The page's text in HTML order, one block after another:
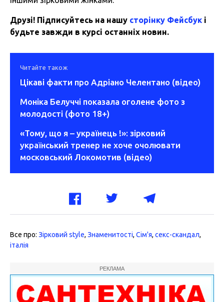
Друзі! Підписуйтесь на нашу сторінку Фейсбук і
будьте завжди в курсі останніх новин.
Читайте також
Цікаві факти про Адріано Челентано (відео)
Моніка Белуччі показала оголене фото з
молодості (фото 18+)
«Тому, що я – українець !»: зірковий
український тренер не хоче очолювати
московський Локомотив (відео)
Все про: Зірковий style, Знаменитості, Сім'я, секс-скандал,
італія
РЕКЛАМА